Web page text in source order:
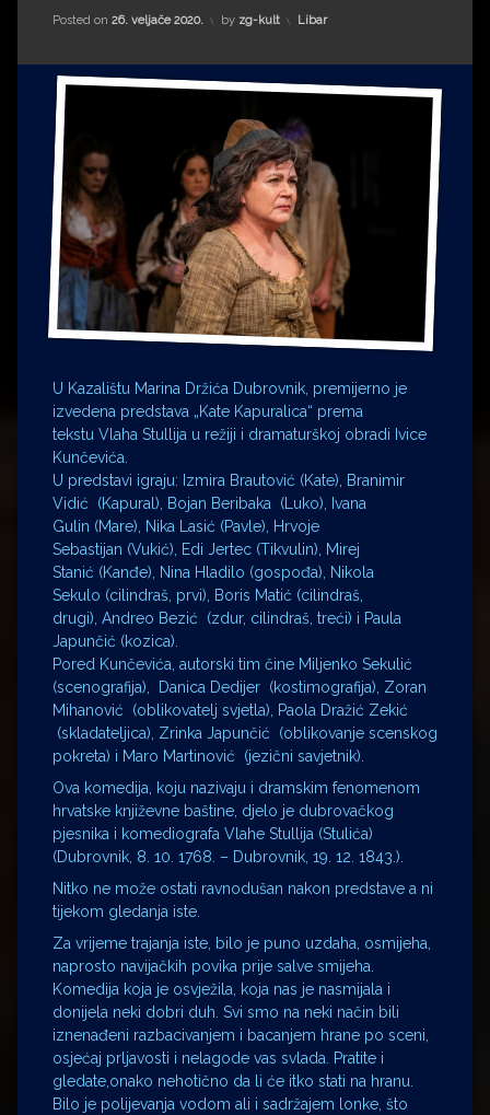
Matea Andrić
Ljiljana Lekanić-Kljaić
Željko Krznarić
Mario Lovreković
Miroslav Šantek
Posted on 26. veljače 2020. by zg-kult Kategorije:
Libar
U Kazalištu Marina Držića Dubrovnik, premijerno je
izvedena predstava „Kate Kapuralica“ prema
tekstu Vlaha Stullija u režiji i dramaturškoj obradi Ivice
Kunčevića.
U predstavi igraju: Izmira Brautović (Kate), Branimir
Vidić (Kapural), Bojan Beribaka (Luko), Ivana
Gulin (Mare), Nika Lasić (Pavle), Hrvoje
Sebastijan (Vukić), Edi Jertec (Tikvulin), Mirej
Stanić (Kanđe), Nina Hladilo (gospođa), Nikola
Sekulo (cilindraš, prvi), Boris Matić (cilindraš,
drugi), Andreo Bezić (zdur, cilindraš, treći) i Paula
Japunčić (kozica).
Pored Kunčevića, autorski tim čine Miljenko Sekulić
(scenografija), Danica Dedijer (kostimografija), Zoran
Mihanović (oblikovatelj svjetla), Paola Dražić Zekić
(skladateljica), Zrinka Japunčić (oblikovanje scenskog
pokreta) i Maro Martinović (jezični savjetnik).
Ova komedija, koju nazivaju i dramskim fenomenom
hrvatske književne baštine, djelo je dubrovačkog
pjesnika i komediografa Vlahe Stullija (Stulića)
(Dubrovnik, 8. 10. 1768. – Dubrovnik, 19. 12. 1843.).
Nitko ne može ostati ravnodušan nakon predstave a ni
tijekom gledanja iste.
Za vrijeme trajanja iste, bilo je puno uzdaha, osmijeha,
naprosto navijačkih povika prije salve smijeha.
Komedija koja je osvježila, koja nas je nasmijala i
donijela neki dobri duh. Svi smo na neki način bili
iznenađeni razbacivanjem i bacanjem hrane po sceni,
osjećaj prljavosti i nelagode vas svlada. Pratite i
gledate,onako nehotično da li će itko stati na hranu.
Bilo je polijevanja vodom ali i sadržajem lonke, što